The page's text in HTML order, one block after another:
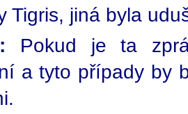
Tigris, jiná byla
Pokud je ta
a tyto případy by